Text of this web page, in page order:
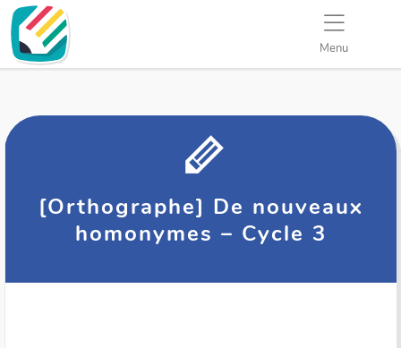
Menu
[Orthographe] De nouveaux
homonymes – Cycle 3